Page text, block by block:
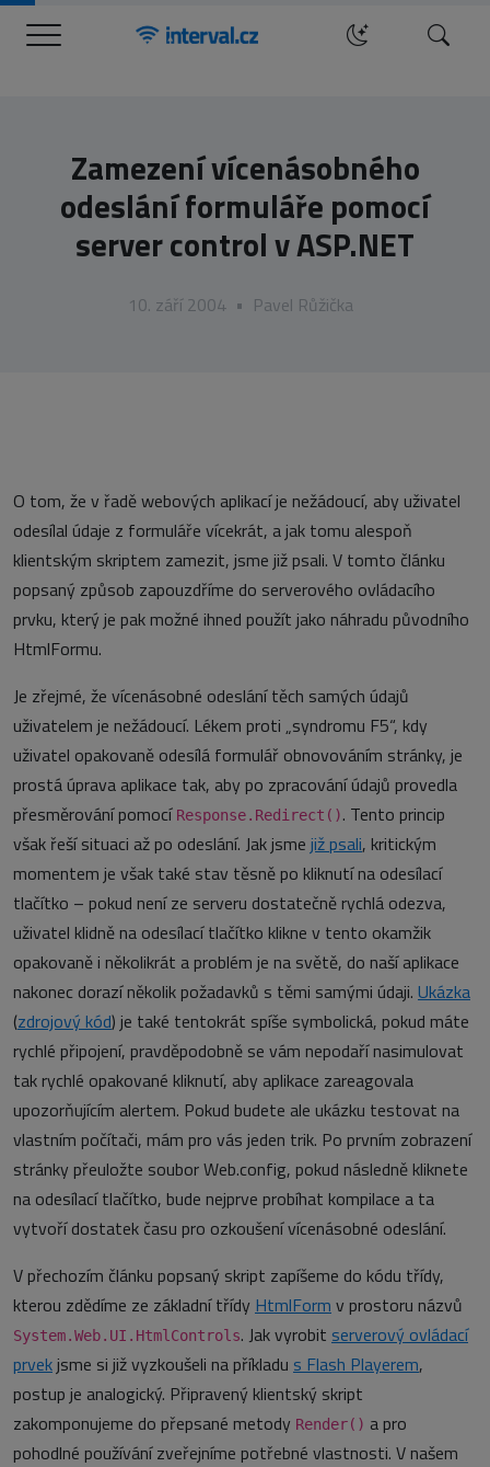
Menu Hledat
Zamezení vícenásobného
odeslání formuláře pomocí
server control v ASP.NET
10. září 2004 • Pavel Růžička
O tom, že v řadě webových aplikací je nežádoucí, aby uživatel
odesílal údaje z formuláře vícekrát, a jak tomu alespoň
klientským skriptem zamezit, jsme již psali. V tomto článku
popsaný způsob zapouzdříme do serverového ovládacího
prvku, který je pak možné ihned použít jako náhradu původního
HtmlFormu.
Je zřejmé, že vícenásobné odeslání těch samých údajů
uživatelem je nežádoucí. Lékem proti „syndromu F5“, kdy
uživatel opakovaně odesílá formulář obnovováním stránky, je
prostá úprava aplikace tak, aby po zpracování údajů provedla
přesměrování pomocí Response.Redirect(). Tento princip
však řeší situaci až po odeslání. Jak jsme již psali, kritickým
momentem je však také stav těsně po kliknutí na odesílací
tlačítko – pokud není ze serveru dostatečně rychlá odezva,
uživatel klidně na odesílací tlačítko klikne v tento okamžik
opakovaně i několikrát a problém je na světě, do naší aplikace
nakonec dorazí několik požadavků s těmi samými údaji. Ukázka
(zdrojový kód) je také tentokrát spíše symbolická, pokud máte
rychlé připojení, pravděpodobně se vám nepodaří nasimulovat
tak rychlé opakované kliknutí, aby aplikace zareagovala
upozorňujícím alertem. Pokud budete ale ukázku testovat na
vlastním počítači, mám pro vás jeden trik. Po prvním zobrazení
stránky přeuložte soubor Web.config, pokud následně kliknete
na odesílací tlačítko, bude nejprve probíhat kompilace a ta
vytvoří dostatek času pro ozkoušení vícenásobné odeslání.
V přechozím článku popsaný skript zapíšeme do kódu třídy,
kterou zdědíme ze základní třídy HtmlForm v prostoru názvů
System.Web.UI.HtmlControls. Jak vyrobit serverový ovládací
prvekjsme si již vyzkoušeli na příkladu s Flash Playerem,
postup je analogický. Připravený klientský skript
zakomponujeme do přepsané metody Render() a pro
pohodlné používání zveřejníme potřebné vlastnosti. V našem